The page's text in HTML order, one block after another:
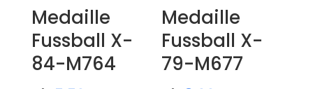
Medaille
Fussball X-
84-M764
Medaille
Fussball X-
79-M677